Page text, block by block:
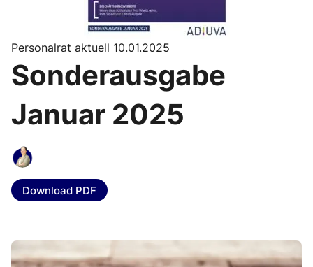
Personalrat aktuell 10.01.2025
Sonderausgabe
Januar 2025
Download PDF